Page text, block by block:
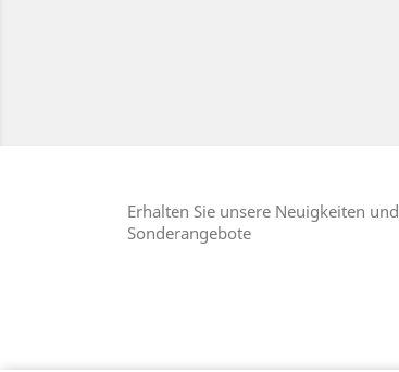
Erhalten Sie unsere Neuigkeiten und
Sonderangebote